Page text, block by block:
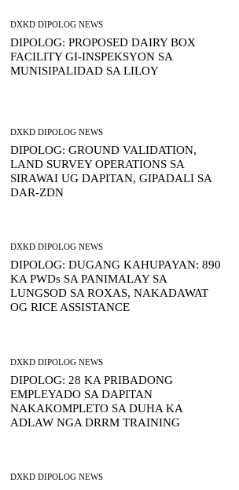
DXKD DIPOLOG NEWS
DIPOLOG: PROPOSED DAIRY BOX
FACILITY GI-INSPEKSYON SA
MUNISIPALIDAD SA LILOY
DXKD DIPOLOG NEWS
DIPOLOG: GROUND VALIDATION,
LAND SURVEY OPERATIONS SA
SIRAWAI UG DAPITAN, GIPADALI SA
DAR-ZDN
DXKD DIPOLOG NEWS
DIPOLOG: DUGANG KAHUPAYAN: 890
KA PWDs SA PANIMALAY SA
LUNGSOD SA ROXAS, NAKADAWAT
OG RICE ASSISTANCE
DXKD DIPOLOG NEWS
DIPOLOG: 28 KA PRIBADONG
EMPLEYADO SA DAPITAN
NAKAKOMPLETO SA DUHA KA
ADLAW NGA DRRM TRAINING
DXKD DIPOLOG NEWS